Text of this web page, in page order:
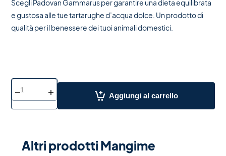
Scegli Padovan Gammarus per garantire una dieta equilibrata
e gustosa alle tue tartarughe d’acqua dolce. Un prodotto di
qualità per il benessere dei tuoi animali domestici.
Aggiungi al carrello
Altri prodotti Mangime